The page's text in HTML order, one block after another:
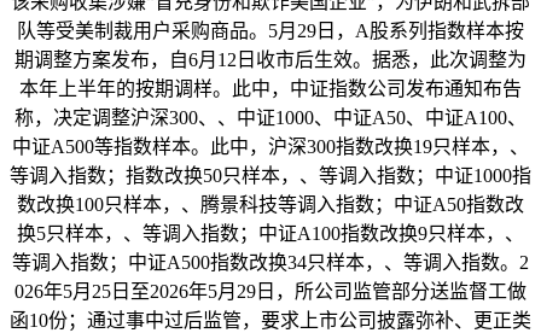
队等受美制裁用户采购商品。5月29日，A股系列指数样本按
期调整方案发布，自6月12日收市后生效。据悉，此次调整为
本年上半年的按期调样。此中，中证指数公司发布通知布告
称，决定调整沪深300、、中证1000、中证A50、中证A100、
中证A500等指数样本。此中，沪深300指数改换19只样本，、
等调入指数；指数改换50只样本，、等调入指数；中证1000指
数改换100只样本，、腾景科技等调入指数；中证A50指数改
换5只样本，、等调入指数；中证A100指数改换9只样本，、
等调入指数；中证A500指数改换34只样本，、等调入指数。2
026年5月25日至2026年5月29日，所公司监管部分送监督工做
函10份；通过事中过后监管，要求上市公司披露弥补、更正类